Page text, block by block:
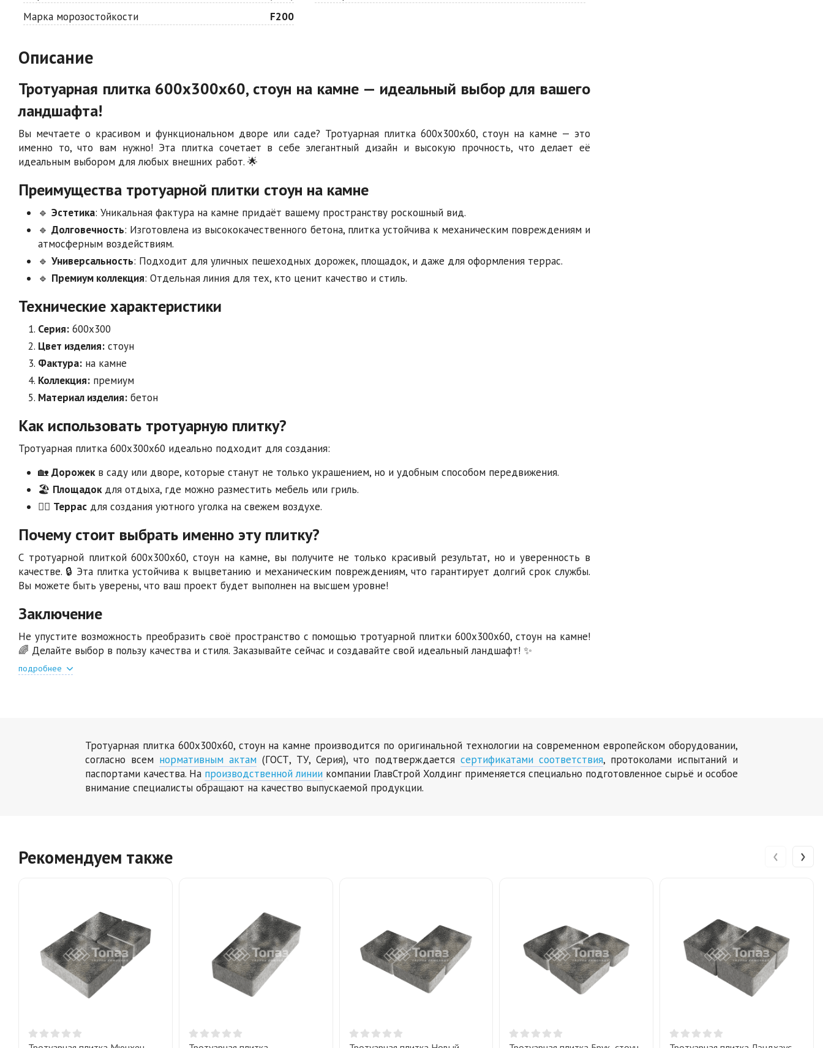
Марка морозостойкости
F200
Описание
Тротуарная плитка 600х300х60, стоун на камне — идеальный выбор для вашего
ландшафта!
Вы мечтаете о красивом и функциональном дворе или саде? Тротуарная плитка 600х300х60, стоун на камне — это
именно то, что вам нужно! Эта плитка сочетает в себе элегантный дизайн и высокую прочность, что делает её
идеальным выбором для любых внешних работ. 🌟
Преимущества тротуарной плитки стоун на камне
🔹 Эстетика: Уникальная фактура на камне придаёт вашему пространству роскошный вид.
🔹Долговечность: Изготовлена из высококачественного бетона, плитка устойчива к механическим повреждениям и
атмосферным воздействиям.
🔹 Универсальность: Подходит для уличных пешеходных дорожек, площадок, и даже для оформления террас.
🔹 Премиум коллекция: Отдельная линия для тех, кто ценит качество и стиль.
Технические характеристики
Серия: 600х300
Цвет изделия: стоун
Фактура: на камне
Коллекция: премиум
Материал изделия: бетон
Как использовать тротуарную плитку?
Тротуарная плитка 600х300х60 идеально подходит для создания:
🏡 Дорожекв саду или дворе, которые станут не только украшением, но и удобным способом передвижения.
🏖️ Площадокдля отдыха, где можно разместить мебель или гриль.
🚶‍♂️ Террас для создания уютного уголка на свежем воздухе.
Почему стоит выбрать именно эту плитку?
С тротуарной плиткой 600х300х60, стоун на камне, вы получите не только красивый результат, но и уверенность в
качестве. 🔒 Эта плитка устойчива к выцветанию и механическим повреждениям, что гарантирует долгий срок службы.
Вы можете быть уверены, что ваш проект будет выполнен на высшем уровне!
Заключение
Не упустите возможность преобразить своё пространство с помощью тротуарной плитки 600х300х60, стоун на камне!
🌈 Делайте выбор в пользу качества и стиля. Заказывайте сейчас и создавайте свой идеальный ландшафт! ✨
подробнее
Тротуарная плитка 600х300х60, стоун на камне производится по оригинальной технологии на современном европейском оборудовании,
согласно всем нормативным актам (ГОСТ, ТУ, Серия), что подтверждается сертификатами соответствия, протоколами испытаний и
паспортами качества. На производственной линии компании ГлавСтрой Холдинг применяется специально подготовленное сырьё и особое
внимание специалисты обращают на качество выпускаемой продукции.
Рекомендуем также ‹ ›